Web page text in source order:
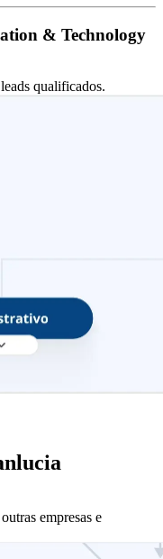
& Technology
qualificados.
empresas e